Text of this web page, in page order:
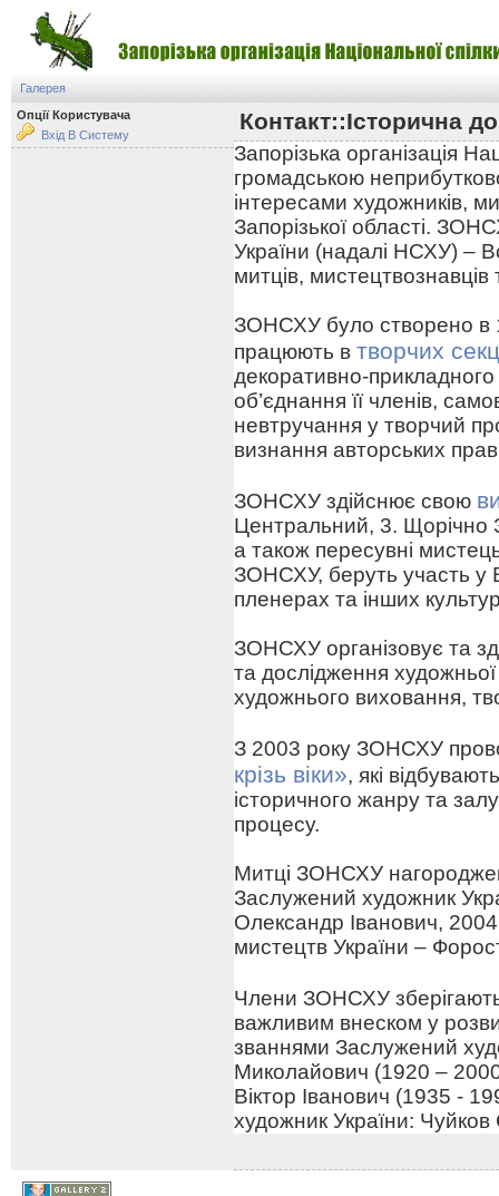
Галерея
Опції Користувача
Вхід В Систему
Контакт::Історична
Запорізька організація
громадською
інтересами художників,
Запорізької області.
України (надалі НСХУ) –
митців,
ЗОНСХУ було створено в
працюють в творчих
декоративно-
об’єднання її членів,
невтручання у творчий
визнання авторських
ЗОНСХУ здійснює свою
Центральний, 3. Щорічно
а також пересувні
ЗОНСХУ, беруть участь у
пленерах та інших
ЗОНСХУ організовує та
та дослідження
художнього виховання,
З 2003 року ЗОНСХУ
крізь віки», які
історичного жанру та
процесу.
Митці ЗОНСХУ
Заслужений художник
Олександр Іванович,
мистецтв України –
Члени ЗОНСХУ
важливим внеском у
званнями Заслужений
Миколайович (1920 –
Віктор Іванович (1935 -
художник України: